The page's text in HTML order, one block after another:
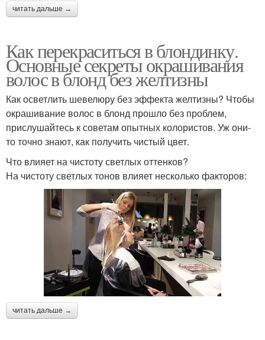
читать дальше →
Как перекраситься в блондинку.
Основные секреты окрашивания
волос в блонд без желтизны
Как осветлить шевелюру без эффекта желтизны? Чтобы
окрашивание волос в блонд прошло без проблем,
прислушайтесь к советам опытных колористов. Уж они-
то точно знают, как получить чистый цвет.
Что влияет на чистоту светлых оттенков?
На чистоту светлых тонов влияет несколько факторов:
читать дальше →